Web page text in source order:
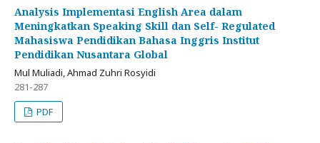
Analysis Implementasi English Area dalam
Meningkatkan Speaking Skill dan Self- Regulated
Mahasiswa Pendidikan Bahasa Inggris Institut
Pendidikan Nusantara Global
Mul Muliadi, Ahmad Zuhri Rosyidi
281-287
PDF